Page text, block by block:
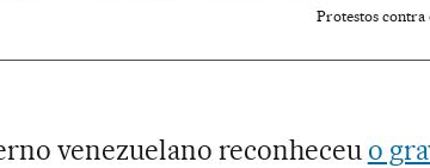
Protestos contra
venezuelano reconheceu o